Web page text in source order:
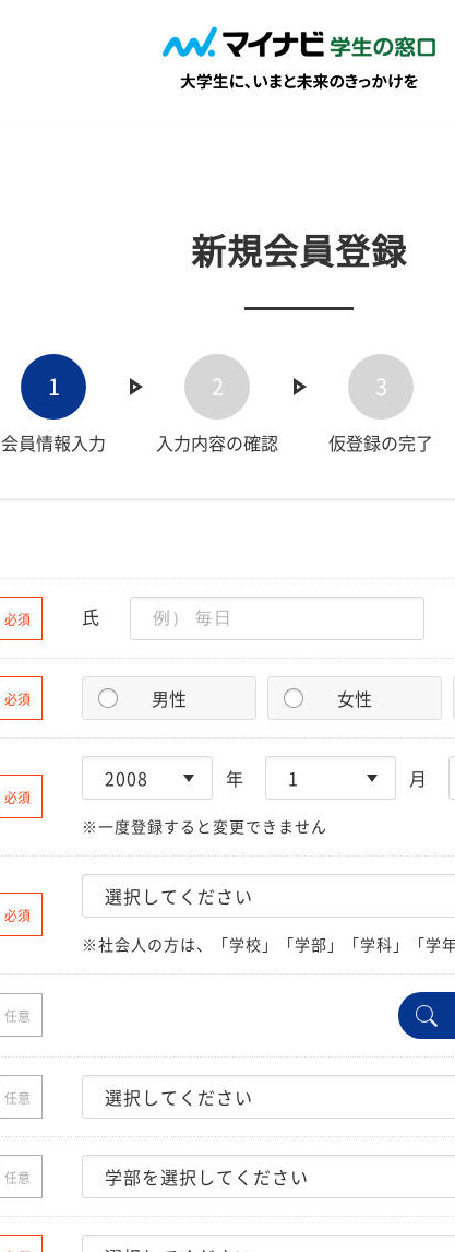
新規会員登録
1
会員情報入力
2
入力内容の確認
3
仮登録の完了
必須 氏
必須 男性 女性
必須
年 月
※一度登録すると変更できません
必須
※社会人の方は、「学校」「学部」「学科」「学
任意
任意
任意